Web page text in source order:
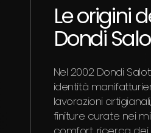
Le origini
Dondi
Nel 2002 Dondi
identità
lavorazioni
finiture curate nei